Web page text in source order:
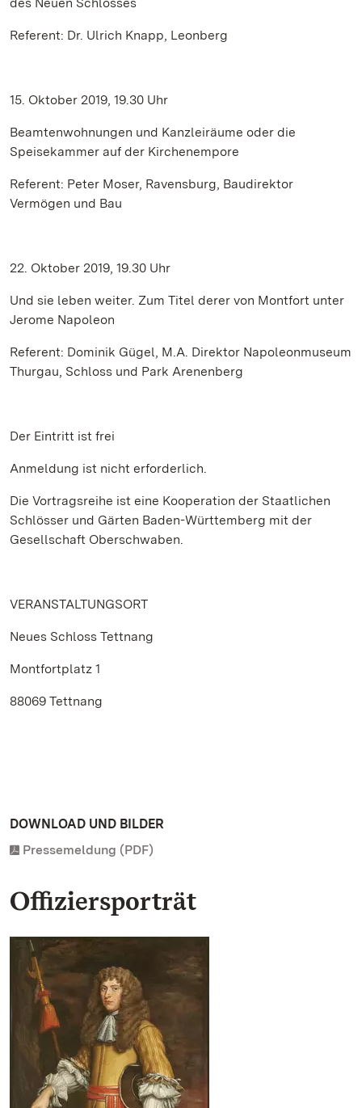
Referent: Dr. Ulrich Knapp, Leonberg
15. Oktober 2019, 19.30 Uhr
Beamtenwohnungen und Kanzleiräume oder die
Speisekammer auf der Kirchenempore
Referent: Peter Moser, Ravensburg, Baudirektor
Vermögen und Bau
22. Oktober 2019, 19.30 Uhr
Und sie leben weiter. Zum Titel derer von Montfort unter
Jerome Napoleon
Referent: Dominik Gügel, M.A. Direktor Napoleonmuseum
Thurgau, Schloss und Park Arenenberg
Der Eintritt ist frei
Anmeldung ist nicht erforderlich.
Die Vortragsreihe ist eine Kooperation der Staatlichen
Schlösser und Gärten Baden-Württemberg mit der
Gesellschaft Oberschwaben.
VERANSTALTUNGSORT
Neues Schloss Tettnang
Montfortplatz 1
88069 Tettnang
DOWNLOAD UND BILDER
Pressemeldung (PDF)
Offiziersporträt